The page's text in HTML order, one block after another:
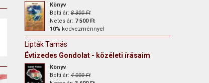
Könyv
Bolti ár:8 300 Ft
Netes ár: 7 500 Ft
10%kedvezménnyel
Lipták Tamás
Évtizedes Gondolat - közéleti írásaim
Könyv
Bolti ár:4 000 Ft